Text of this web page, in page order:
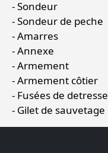
Sondeur
Sondeur de peche
Amarres
Annexe
Armement
Armement côtier
Fusées de detresse
Gilet de sauvetage